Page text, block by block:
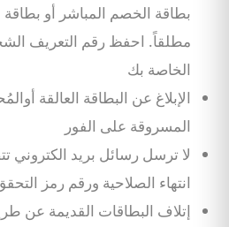
بطاقة الخصم المباشر أو بطاقة
مطلقاً. احفظ رقم التعريف
الخاصة بك
الإبلاغ عن البطاقة العالقة
المسروقة على الفور
لا ترسل رسائل بريد الكتروني
انتهاء الصلاحية ورقم رمز
إتلاف البطاقات القديمة عن